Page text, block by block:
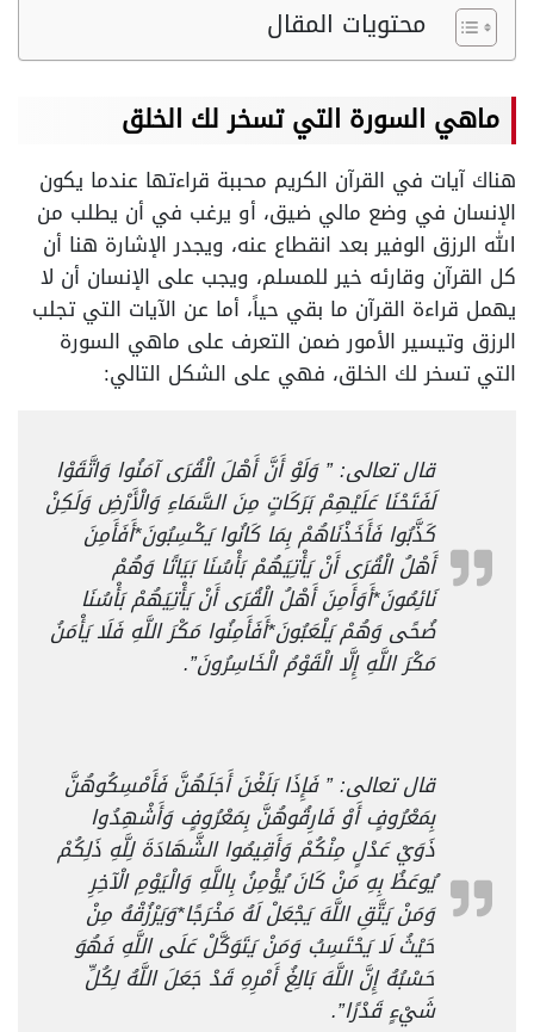
محتويات المقال
ماهي السورة التي تسخر لك الخلق
هناك آيات في القرآن الكريم محببة قراءتها عندما يكون
الإنسان في وضع مالي ضيق، أو يرغب في أن يطلب من
الله الرزق الوفير بعد انقطاع عنه، ويجدر الإشارة هنا أن
كل القرآن وقارئه خير للمسلم، ويجب على الإنسان أن لا
يهمل قراءة القرآن ما بقي حياً، أما عن الآيات التي تجلب
الرزق وتيسير الأمور ضمن التعرف على ماهي السورة
التي تسخر لك الخلق، فهي على الشكل التالي:
قال تعالى: ” وَلَوْ أَنَّ أَهْلَ الْقُرَى آمَنُوا وَاتَّقَوْا
لَفَتَحْنَا عَلَيْهِمْ بَرَكَاتٍ مِنَ السَّمَاءِ وَالْأَرْضِ وَلَكِنْ
كَذَّبُوا فَأَخَذْنَاهُمْ بِمَا كَانُوا يَكْسِبُونَ*أَفَأَمِنَ
أَهْلُ الْقُرَى أَنْ يَأْتِيَهُمْ بَأْسُنَا بَيَاتًا وَهُمْ
نَائِمُونَ*أَوَأَمِنَ أَهْلُ الْقُرَى أَنْ يَأْتِيَهُمْ بَأْسُنَا
ضُحًى وَهُمْ يَلْعَبُونَ*أَفَأَمِنُوا مَكْرَ اللَّهِ فَلَا يَأْمَنُ
مَكْرَ اللَّهِ إِلَّا الْقَوْمُ الْخَاسِرُونَ”.
قال تعالى: ” فَإِذَا بَلَغْنَ أَجَلَهُنَّ فَأَمْسِكُوهُنَّ
بِمَعْرُوفٍ أَوْ فَارِقُوهُنَّ بِمَعْرُوفٍ وَأَشْهِدُوا
ذَوَيْ عَدْلٍ مِنْكُمْ وَأَقِيمُوا الشَّهَادَةَ لِلَّهِ ذَلِكُمْ
يُوعَظُ بِهِ مَنْ كَانَ يُؤْمِنُ بِاللَّهِ وَالْيَوْمِ الْآخِرِ
وَمَنْ يَتَّقِ اللَّهَ يَجْعَلْ لَهُ مَخْرَجًا*وَيَرْزُقْهُ مِنْ
حَيْثُ لَا يَحْتَسِبُ وَمَنْ يَتَوَكَّلْ عَلَى اللَّهِ فَهُوَ
حَسْبُهُ إِنَّ اللَّهَ بَالِغُ أَمْرِهِ قَدْ جَعَلَ اللَّهُ لِكُلِّ
شَيْءٍ قَدْرًا”.